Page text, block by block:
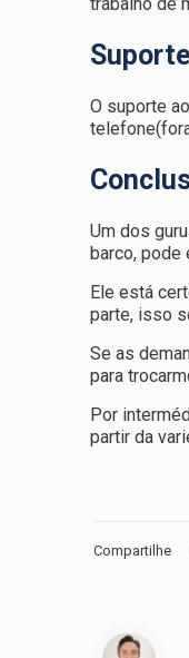
O suporte
Um dos
barco, pode
Ele está
parte, isso
Se as
para
Por
partir da
Compartilhe